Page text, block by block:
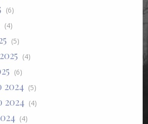
(6)
(4)
(5)
(4)
(6)
2024 (5)
2024 (4)
(4)